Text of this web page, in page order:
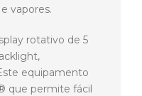
vapores.
rotativo de 5
equipamento
que permite fácil